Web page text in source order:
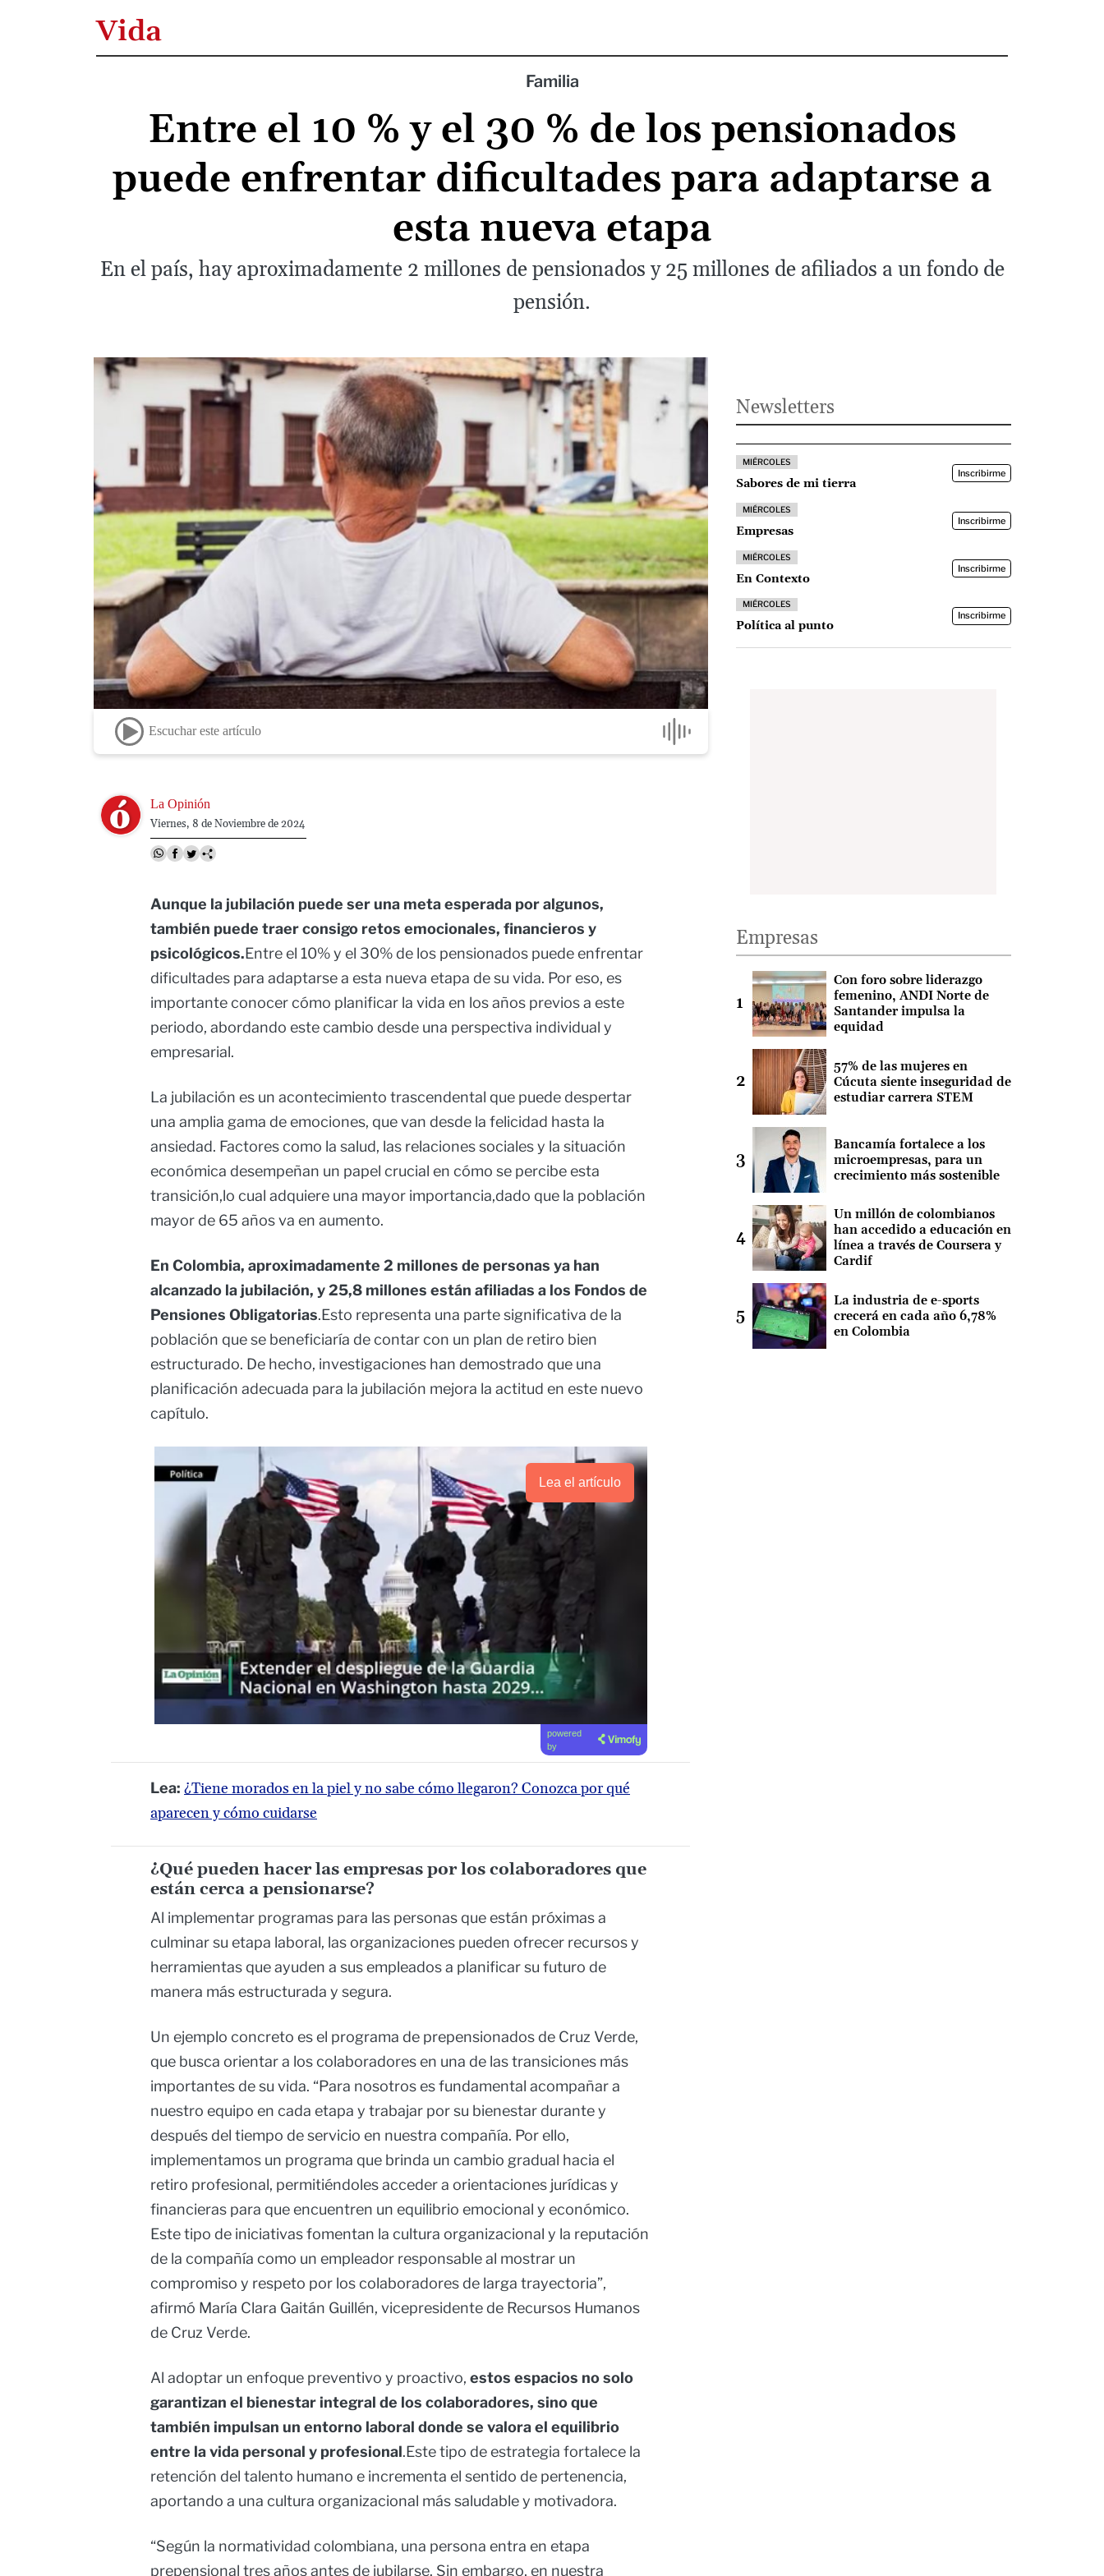
Vida
Familia
Entre el 10 % y el 30 % de los pensionados
puede enfrentar dificultades para adaptarse a
esta nueva etapa
En el país, hay aproximadamente 2 millones de pensionados y 25 millones de afiliados a un fondo de
pensión.
Escuchar este artículo
Image La Opinión
Viernes, 8 de Noviembre de 2024
Aunque la jubilación puede ser una meta esperada por algunos,
también puede traer consigo retos emocionales, financieros y
psicológicos.Entre el 10% y el 30% de los pensionados puede enfrentar
dificultades para adaptarse a esta nueva etapa de su vida. Por eso, es
importante conocer cómo planificar la vida en los años previos a este
periodo, abordando este cambio desde una perspectiva individual y
empresarial.
La jubilación es un acontecimiento trascendental que puede despertar
una amplia gama de emociones, que van desde la felicidad hasta la
ansiedad. Factores como la salud, las relaciones sociales y la situación
económica desempeñan un papel crucial en cómo se percibe esta
transición,lo cual adquiere una mayor importancia,dado que la población
mayor de 65 años va en aumento.
En Colombia, aproximadamente 2 millones de personas ya han
alcanzado la jubilación, y 25,8 millones están afiliadas a los Fondos de
Pensiones Obligatorias.Esto representa una parte significativa de la
población que se beneficiaría de contar con un plan de retiro bien
estructurado. De hecho, investigaciones han demostrado que una
planificación adecuada para la jubilación mejora la actitud en este nuevo
capítulo.
Lea el artículo
powered
by
Lea: ¿Tiene morados en la piel y no sabe cómo llegaron? Conozca por qué
aparecen y cómo cuidarse
¿Qué pueden hacer las empresas por los colaboradores que
están cerca a pensionarse?
Al implementar programas para las personas que están próximas a
culminar su etapa laboral, las organizaciones pueden ofrecer recursos y
herramientas que ayuden a sus empleados a planificar su futuro de
manera más estructurada y segura.
Un ejemplo concreto es el programa de prepensionados de Cruz Verde,
que busca orientar a los colaboradores en una de las transiciones más
importantes de su vida. “Para nosotros es fundamental acompañar a
nuestro equipo en cada etapa y trabajar por su bienestar durante y
después del tiempo de servicio en nuestra compañía. Por ello,
implementamos un programa que brinda un cambio gradual hacia el
retiro profesional, permitiéndoles acceder a orientaciones jurídicas y
financieras para que encuentren un equilibrio emocional y económico.
Este tipo de iniciativas fomentan la cultura organizacional y la reputación
de la compañía como un empleador responsable al mostrar un
compromiso y respeto por los colaboradores de larga trayectoria”,
afirmó María Clara Gaitán Guillén, vicepresidente de Recursos Humanos
de Cruz Verde.
Al adoptar un enfoque preventivo y proactivo, estos espacios no solo
garantizan el bienestar integral de los colaboradores, sino que
también impulsan un entorno laboral donde se valora el equilibrio
entre la vida personal y profesional.Este tipo de estrategia fortalece la
retención del talento humano e incrementa el sentido de pertenencia,
aportando a una cultura organizacional más saludable y motivadora.
“Según la normatividad colombiana, una persona entra en etapa
prepensional tres años antes de jubilarse. Sin embargo, en nuestra
Newsletters
MIÉRCOLES
Sabores de mi tierra
Inscribirme
MIÉRCOLES
Empresas
Inscribirme
MIÉRCOLES
En Contexto
Inscribirme
MIÉRCOLES
Política al punto
Inscribirme
Empresas
Con foro sobre liderazgo
femenino, ANDI Norte de
Santander impulsa la
equidad
57% de las mujeres en
Cúcuta siente inseguridad de
estudiar carrera STEM
Bancamía fortalece a los
microempresas, para un
crecimiento más sostenible
Un millón de colombianos
han accedido a educación en
línea a través de Coursera y
Cardif
La industria de e-sports
crecerá en cada año 6,78%
en Colombia